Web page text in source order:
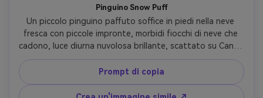
Pinguino Snow Puff
Un piccolo pinguino paffuto soffice in piedi nella neve
fresca con piccole impronte, morbidi fiocchi di neve che
cadono, luce diurna nuvolosa brillante, scattato su Canon
EOS R3 con 135mm f/2, composizione centrata, texture di
piume fresche, inclinazione della testa carina, ritratto
fotorealistico della fauna selvatica con delicato
contrasto-AR 4:5
Prompt di copia